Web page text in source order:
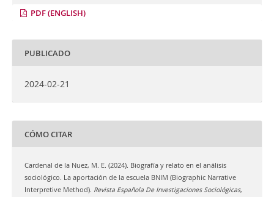
PDF (ENGLISH)
PUBLICADO
2024-02-21
CÓMO CITAR
Cardenal de la Nuez, M. E. (2024). Biografía y relato en el análisis
sociológico. La aportación de la escuela BNIM (Biographic Narrative
Interpretive Method). Revista Española De Investigaciones Sociológicas,